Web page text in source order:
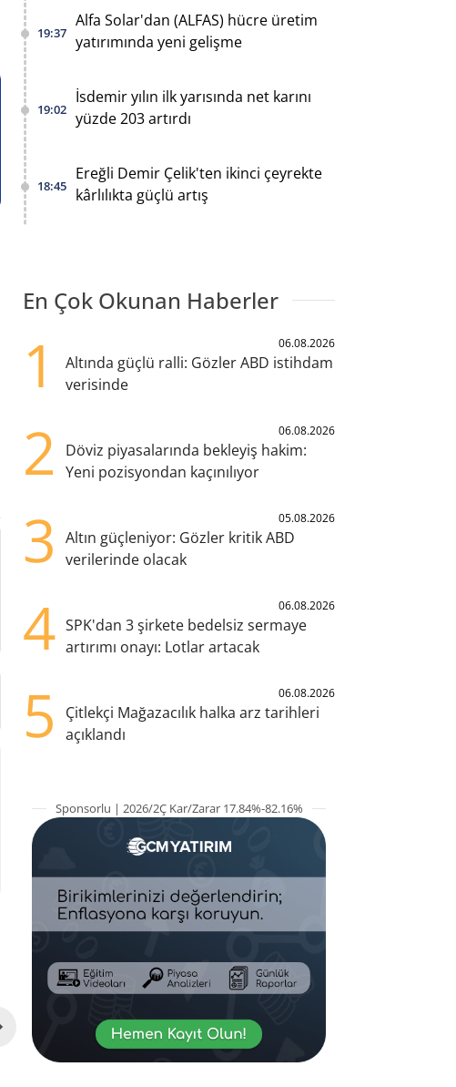
19:37
Alfa Solar'dan (ALFAS) hücre üretim
yatırımında yeni gelişme
19:02
İsdemir yılın ilk yarısında net karını
yüzde 203 artırdı
18:45
Ereğli Demir Çelik'ten ikinci çeyrekte
kârlılıkta güçlü artış
En Çok Okunan Haberler
1 06.08.2026
Altında güçlü ralli: Gözler ABD istihdam
verisinde
2 06.08.2026
Döviz piyasalarında bekleyiş hakim:
Yeni pozisyondan kaçınılıyor
3 05.08.2026
Altın güçleniyor: Gözler kritik ABD
verilerinde olacak
4 06.08.2026
SPK'dan 3 şirkete bedelsiz sermaye
artırımı onayı: Lotlar artacak
5 06.08.2026
Çitlekçi Mağazacılık halka arz tarihleri
açıklandı
Sponsorlu | 2026/2Ç Kar/Zarar 17.84%-82.16%